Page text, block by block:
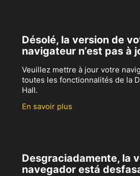
Désolé, la version de
navigateur n’est pas à
Veuillez mettre à jour votre
toutes les fonctionnalités de la
Hall.
En savoir plus
Desgraciadamente, la
navegador está